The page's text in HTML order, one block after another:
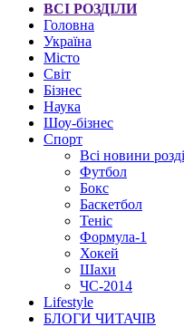
ВСІ РОЗДІЛИ
Головна
Україна
Місто
Світ
Бізнес
Наука
Шоу-бізнес
Спорт
Всі новини
Футбол
Бокс
Баскетбол
Теніс
Формула-1
Хокей
Шахи
ЧС-2014
Lifestyle
БЛОГИ ЧИТАЧІВ